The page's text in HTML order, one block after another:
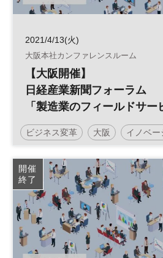
2021/4/13(火)
大阪本社カンファレンスルーム
【大阪開催】
日経産業新聞フォーラム
「製造業のフィールドサー
～製造業DX ものづくりか
り」の時代へ～
ビジネス変革 大阪 イノベー
フィールドサービス 製造業
参加無料 日経産業新聞フォーラ
開催
終了